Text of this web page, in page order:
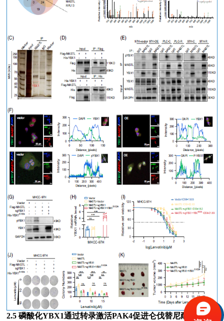
2.5磷酸化YBX1通过转录激活PAK4促进仑伐替尼耐药